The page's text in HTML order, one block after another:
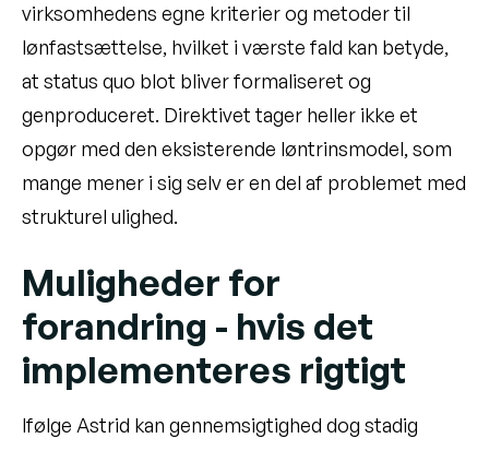
virksomhedens egne kriterier og metoder til
lønfastsættelse, hvilket i værste fald kan betyde,
at status quo blot bliver formaliseret og
genproduceret. Direktivet tager heller ikke et
opgør med den eksisterende løntrinsmodel, som
mange mener i sig selv er en del af problemet med
strukturel ulighed.
Muligheder for
forandring - hvis det
implementeres rigtigt
Ifølge Astrid kan gennemsigtighed dog stadig